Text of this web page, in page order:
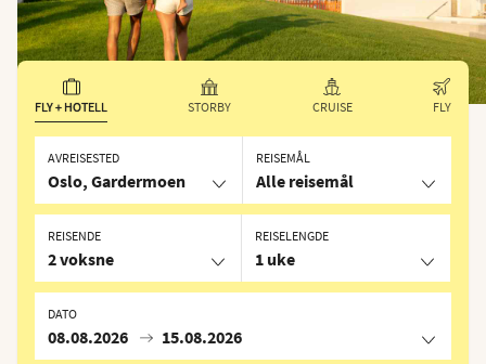
FLY + HOTELL STORBY CRUISE FLY
AVREISESTED
Oslo, Gardermoen
REISEMÅL
Alle reisemål
REISELENGDE
1 uke
DATO
08.08.2026 15.08.2026
REISENDE
2 voksne